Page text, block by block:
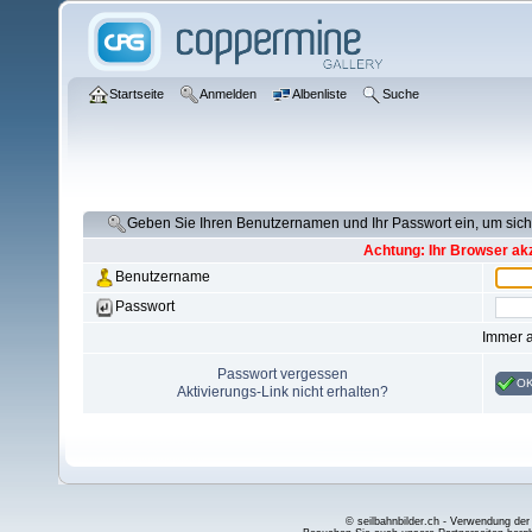
Startseite Anmelden Albenliste Suche
Geben Sie Ihren Benutzernamen und Ihr Passwort ein, um
Achtung: Ihr Browser
Benutzername
Passwort
Immer
Passwort vergessen
Aktivierungs-Link nicht erhalten?
© seilbahnbilder.ch - Verwendung